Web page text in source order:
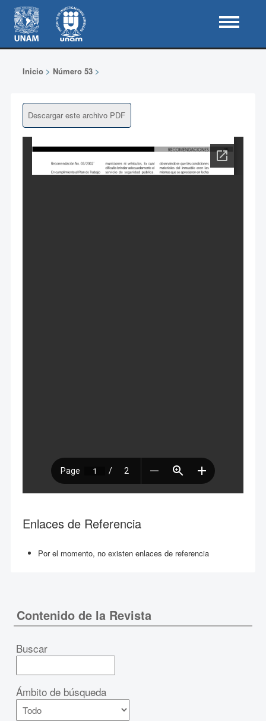
Inicio> Número 53>
Descargar este archivo PDF
Enlaces de Referencia
Por el momento, no existen enlaces de referencia
Contenido de la Revista
Buscar
Ámbito de búsqueda